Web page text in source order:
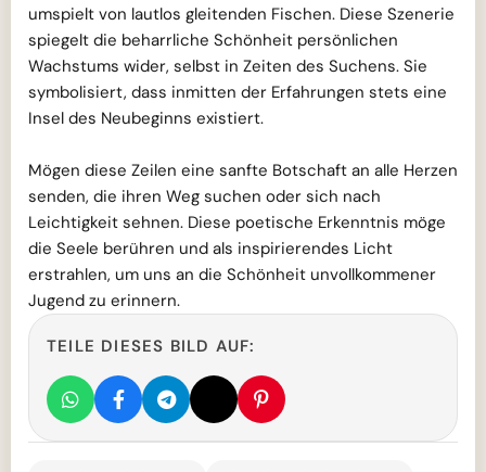
umspielt von lautlos gleitenden Fischen. Diese Szenerie
spiegelt die beharrliche Schönheit persönlichen
Wachstums wider, selbst in Zeiten des Suchens. Sie
symbolisiert, dass inmitten der Erfahrungen stets eine
Insel des Neubeginns existiert.
Mögen diese Zeilen eine sanfte Botschaft an alle Herzen
senden, die ihren Weg suchen oder sich nach
Leichtigkeit sehnen. Diese poetische Erkenntnis möge
die Seele berühren und als inspirierendes Licht
erstrahlen, um uns an die Schönheit unvollkommener
Jugend zu erinnern.
TEILE DIESES BILD AUF: